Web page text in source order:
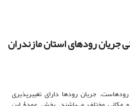
جریان رودهای استان مازندران
جریان رودها دارای تغییرپذیری